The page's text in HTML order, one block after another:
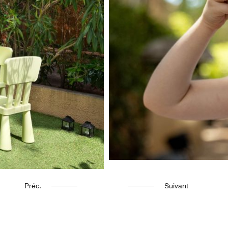
Préc. Suivant